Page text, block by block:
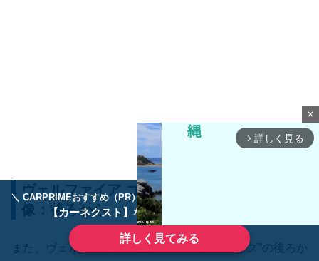
＼ CARPRIMEおすすめ（PR） ／ディーラーで手放すのはもったいない！
【カーネクスト】ならどんなクルマも高価買取
詳しく見てみる
ヴェルファイア ゴールデンアイズの外装画
像：後ろから
また、ヴェルファイア30型の”ゴールデン アイズ”の後ろか
close
arrow_forward_ios 詳しく見る